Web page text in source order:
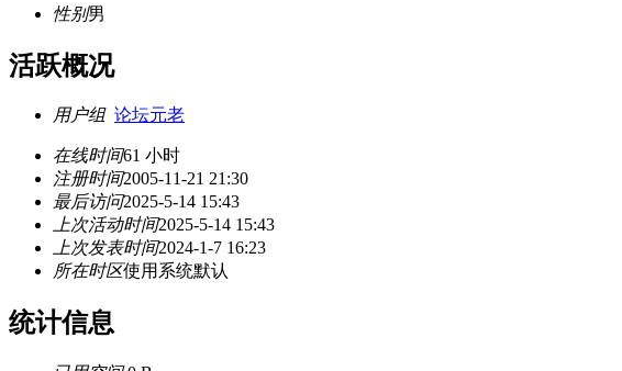
性别男
活跃概况
用户组 论坛元老
在线时间61 小时
注册时间2005-11-21 21:30
最后访问2025-5-14 15:43
上次活动时间2025-5-14 15:43
上次发表时间2024-1-7 16:23
所在时区使用系统默认
统计信息